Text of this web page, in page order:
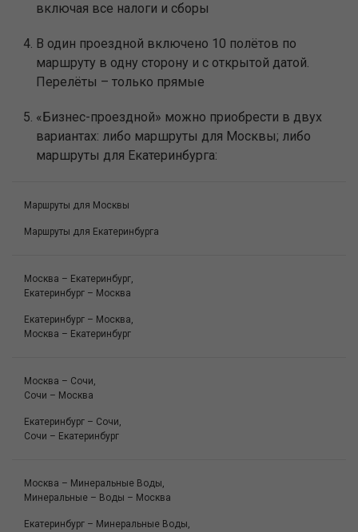
включая все налоги и сборы
В один проездной включено 10 полётов по
маршруту в одну сторону и с открытой датой.
Перелёты – только прямые
«Бизнес-проездной» можно приобрести в двух
вариантах: либо маршруты для Москвы; либо
маршруты для Екатеринбурга:
Маршруты для Москвы
Маршруты для Екатеринбурга
Москва – Екатеринбург,
Екатеринбург – Москва
Екатеринбург – Москва,
Москва – Екатеринбург
Москва – Сочи,
Сочи – Москва
Екатеринбург – Сочи,
Сочи – Екатеринбург
Москва – Минеральные Воды,
Минеральные – Воды – Москва
Екатеринбург – Минеральные Воды,